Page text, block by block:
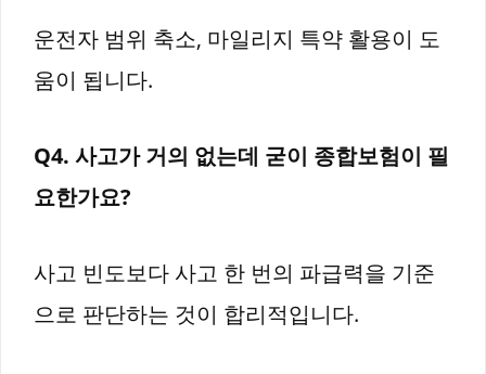
운전자 범위 축소, 마일리지 특약 활용이 도
움이 됩니다.
Q4. 사고가 거의 없는데 굳이 종합보험이 필
요한가요?
사고 빈도보다 사고 한 번의 파급력을 기준
으로 판단하는 것이 합리적입니다.